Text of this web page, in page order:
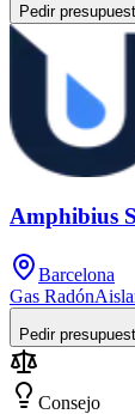
Pedir
Amphibius
Barcelona
Gas Radón
Pedir
Consejo